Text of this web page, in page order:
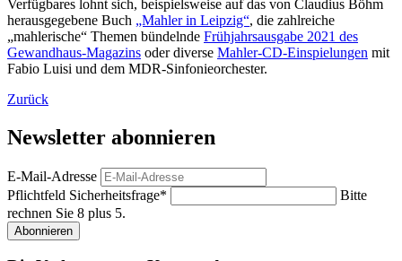
Verfügbares lohnt sich, beispielsweise auf das von Claudius Böhm
herausgegebene Buch „Mahler in Leipzig“, die zahlreiche
„mahlerische“ Themen bündelnde Frühjahrsausgabe 2021 des
Gewandhaus-Magazins oder diverse Mahler-CD-Einspielungen mit
Fabio Luisi und dem MDR-Sinfonieorchester.
Zurück
Newsletter abonnieren
E-Mail-Adresse
Pflichtfeld Sicherheitsfrage*
Bitte
rechnen Sie 8 plus 5.
Abonnieren